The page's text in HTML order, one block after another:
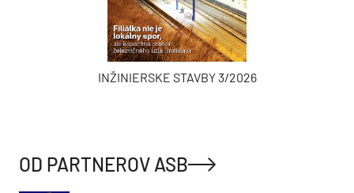
INŽINIERSKE STAVBY 3/2026
OD PARTNEROV ASB